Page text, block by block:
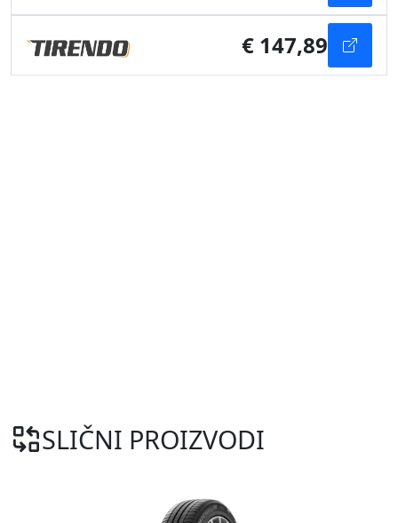
€ 147,89
SLIČNI PROIZVODI